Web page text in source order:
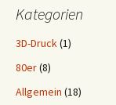
Kategorien
3D-Druck(1)
80er(8)
Allgemein (18)